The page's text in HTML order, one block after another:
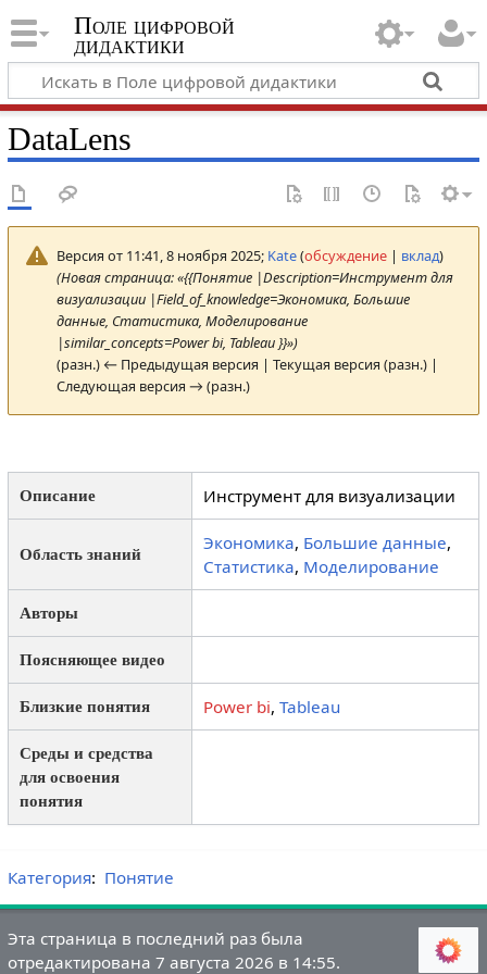
Поле цифровой
дидактики
DataLens
Версия от 11:41, 8 ноября 2025; Kate(обсуждение| вклад)
(Новая страница: «{{Понятие |Description=Инструмент для
визуализации |Field_of_knowledge=Экономика, Большие
данные, Статистика, Моделирование
|similar_concepts=Power bi, Tableau }}»)
(разн.) ← Предыдущая версия | Текущая версия (разн.) |
Следующая версия → (разн.)
Описание Инструмент для визуализации
Область знаний
Экономика, Большие данные,
Статистика, Моделирование
Авторы
Поясняющее видео
Близкие понятия Power bi, Tableau
Среды и средства
для освоения
понятия
Категория: Понятие
Эта страница в последний раз была
отредактирована 7 августа 2026 в 14:55.